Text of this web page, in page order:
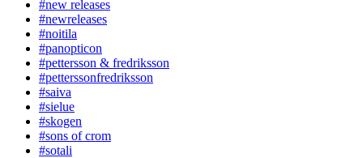
#new releases
#newreleases
#noitila
#panopticon
#pettersson & fredriksson
#petterssonfredriksson
#saiva
#sielue
#skogen
#sons of crom
#sotali